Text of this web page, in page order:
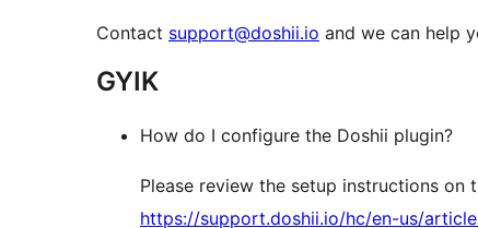
Contact support@doshii.io and we can help
GYIK
How do I configure the Doshii plugin?
Please review the setup instructions on
https://support.doshii.io/hc/en-us/